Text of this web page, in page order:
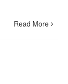
Read More